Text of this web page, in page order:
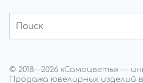
© 2018—2026 «Самоцветы» —
Продажа ювелирных изделий